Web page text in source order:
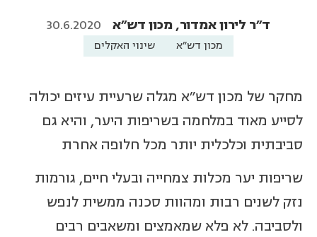
ד"ר לירון אמדור, מכון דש"א 30.6.2020
מכון דש"א שינוי האקלים
מחקר של מכון דש"א מגלה שרעיית עיזים יכולה
לסייע מאוד במלחמה בשריפות היער, והיא גם
סביבתית וכלכלית יותר מכל חלופה אחרת
שריפות יער מכלות צמחייה ובעלי חיים, גורמות
נזק לשנים רבות ומהוות סכנה ממשית לנפש
ולסביבה. לא פלא שמאמצים ומשאבים רבים